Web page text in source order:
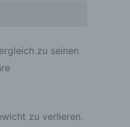
zu seinen
zu verlieren.